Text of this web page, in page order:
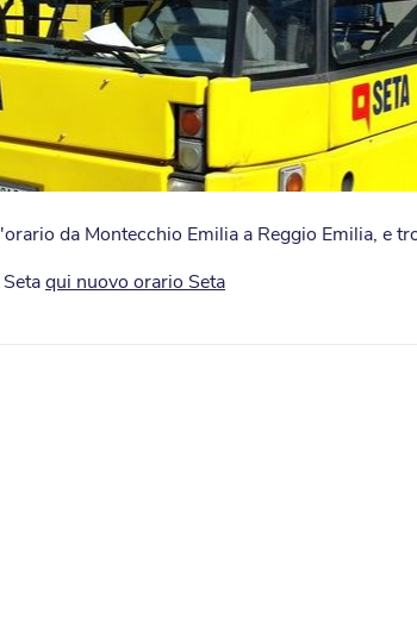
da Montecchio Emilia a Reggio Emilia, e
qui nuovo orario Seta